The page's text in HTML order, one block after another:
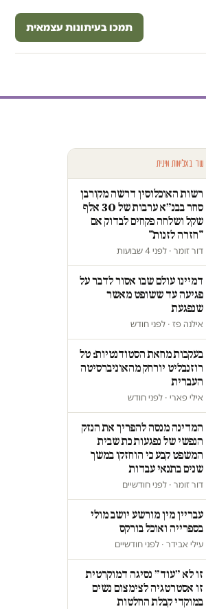
תמכו בעיתונות עצמאית
עוד באלימות מינית
רשות האוכלוסין דרשה מקורבן
סחר בבנ״א ערבות של 30 אלף
שקל ושלחה פקחים לבדוק אם
"חזרה לזנות"
דור זומר · לפני 4 שבועות
דמיינו עולם שבו אסור לדבר על
פגיעה עד ששופט מאשר
שנפגעת
אילנה פז · לפני חודש
בעקבות מחאת הסטודנטיות: טל
רוזנבליט יורחק מהאוניברסיטה
העברית
אילי פארי · לפני חודש
המדינה מנסה להפריך את הנזק
הנפשי של נפגעות כת שבית
המשפט קבע כי הוחזקו במשך
שנים בתנאי עבדות
דור זומר · לפני חודשיים
עבריין מין מורשע יושב מולי
בספרייה ואוכל בורקס
עילי אבידר · לפני חודשיים
זו לא ״עוד״ נסיגה דמוקרטית
זו אסטרטגיה לצימצום נשים
במוקדי קבלת החלטות